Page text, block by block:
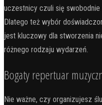
uczestnicy czuli się swobodnie
Dlatego też wybór
jest kluczowy dla stworzenia
różnego rodzaju wydarzeń.
Bogaty repertuar
Nie ważne, czy organizujesz